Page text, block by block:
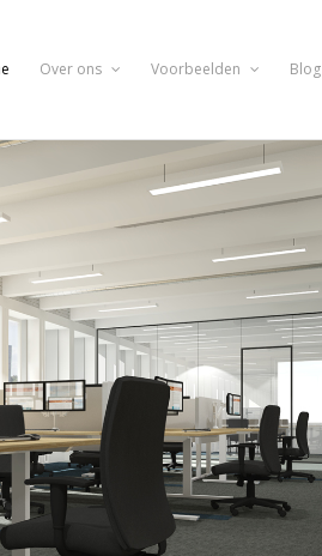
Over ons Voorbeelden Blog